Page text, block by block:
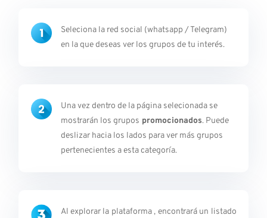
Seleciona la red social (whatsapp / Telegram)
en la que deseas ver los grupos de tu interés.
Una vez dentro de la página selecionada se
mostrarán los grupos promocionados. Puede
deslizar hacia los lados para ver más grupos
pertenecientes a esta categoría.
Al explorar la plataforma , encontrará un listado